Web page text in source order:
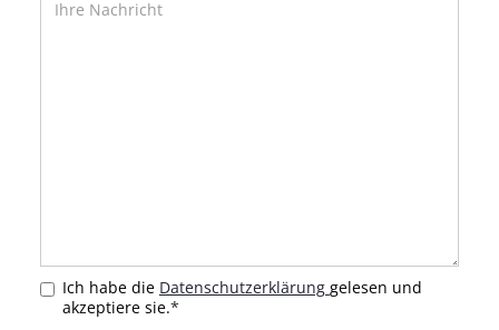
Ich habe die Datenschutzerklärung gelesen und
akzeptiere sie.*